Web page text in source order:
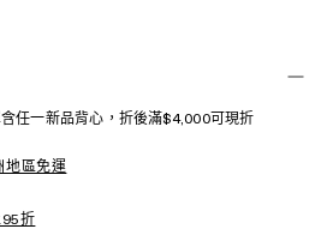
任一新品背心，折後滿$4,000可現折
地區免運
95折